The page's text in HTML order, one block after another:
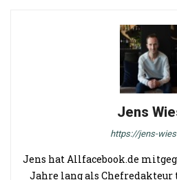
Jens
https://jens-
Jens hat Allfacebook.de
Jahre lang als Chefredakteur